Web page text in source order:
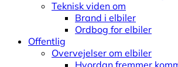
Teknisk viden om
Brand i elbiler
Ordbog for elbiler
Offentlig
Overvejelser om elbiler
Hvordan fremmer